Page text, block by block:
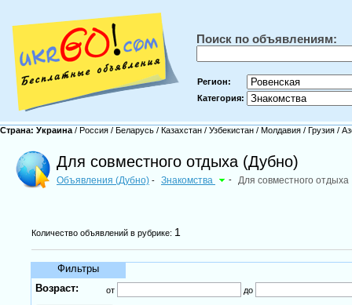
Поиск по объявлениям:
Регион:
Категория:
Страна: Украина / Россия / Беларусь / Казахстан / Узбекистан / Молдавия / Грузия /
Для совместного отдыха (Дубно)
Объявления (Дубно) - Знакомства - Для совместного отдыха
Количество объявлений в рубрике: 1
Фильтры
Возраст:
от до